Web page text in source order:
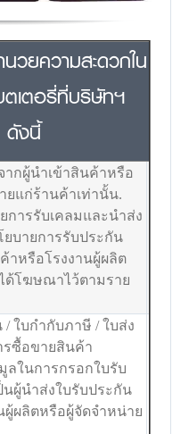
วยความสะดวกใน
ตเตอรี่ที่บริษัทฯ
ดังนี้
กผู้นำเข้าสินค้าหรือ
ยแก่ร้านค้าเท่านั้น.
ารรับเคลมและนำส่ง
บายการรับประกัน
าหรือโรงงานผู้ผลิต
ด้โฆษณาไว้ตามราย
/ ใบกำกับภาษี / ใบส่ง
รซื้อขายสินค้า
ลในการกรอกใบรับ
นผู้นำส่งใบรับประกัน
ผู้ผลิตหรือผู้จัดจำหน่าย